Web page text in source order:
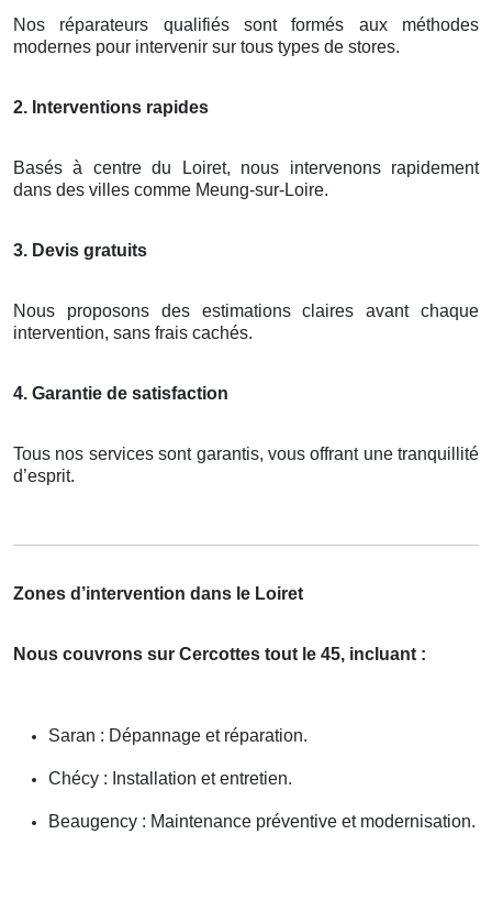
Nos réparateurs qualifiés sont formés aux méthodes
modernes pour intervenir sur tous types de stores.
2. Interventions rapides
Basés à centre du Loiret, nous intervenons rapidement
dans des villes comme Meung-sur-Loire.
3. Devis gratuits
Nous proposons des estimations claires avant chaque
intervention, sans frais cachés.
4. Garantie de satisfaction
Tous nos services sont garantis, vous offrant une tranquillité
d’esprit.
Zones d’intervention dans le Loiret
Nous couvrons sur Cercottes tout le 45, incluant :
Saran : Dépannage et réparation.
Chécy : Installation et entretien.
Beaugency : Maintenance préventive et modernisation.